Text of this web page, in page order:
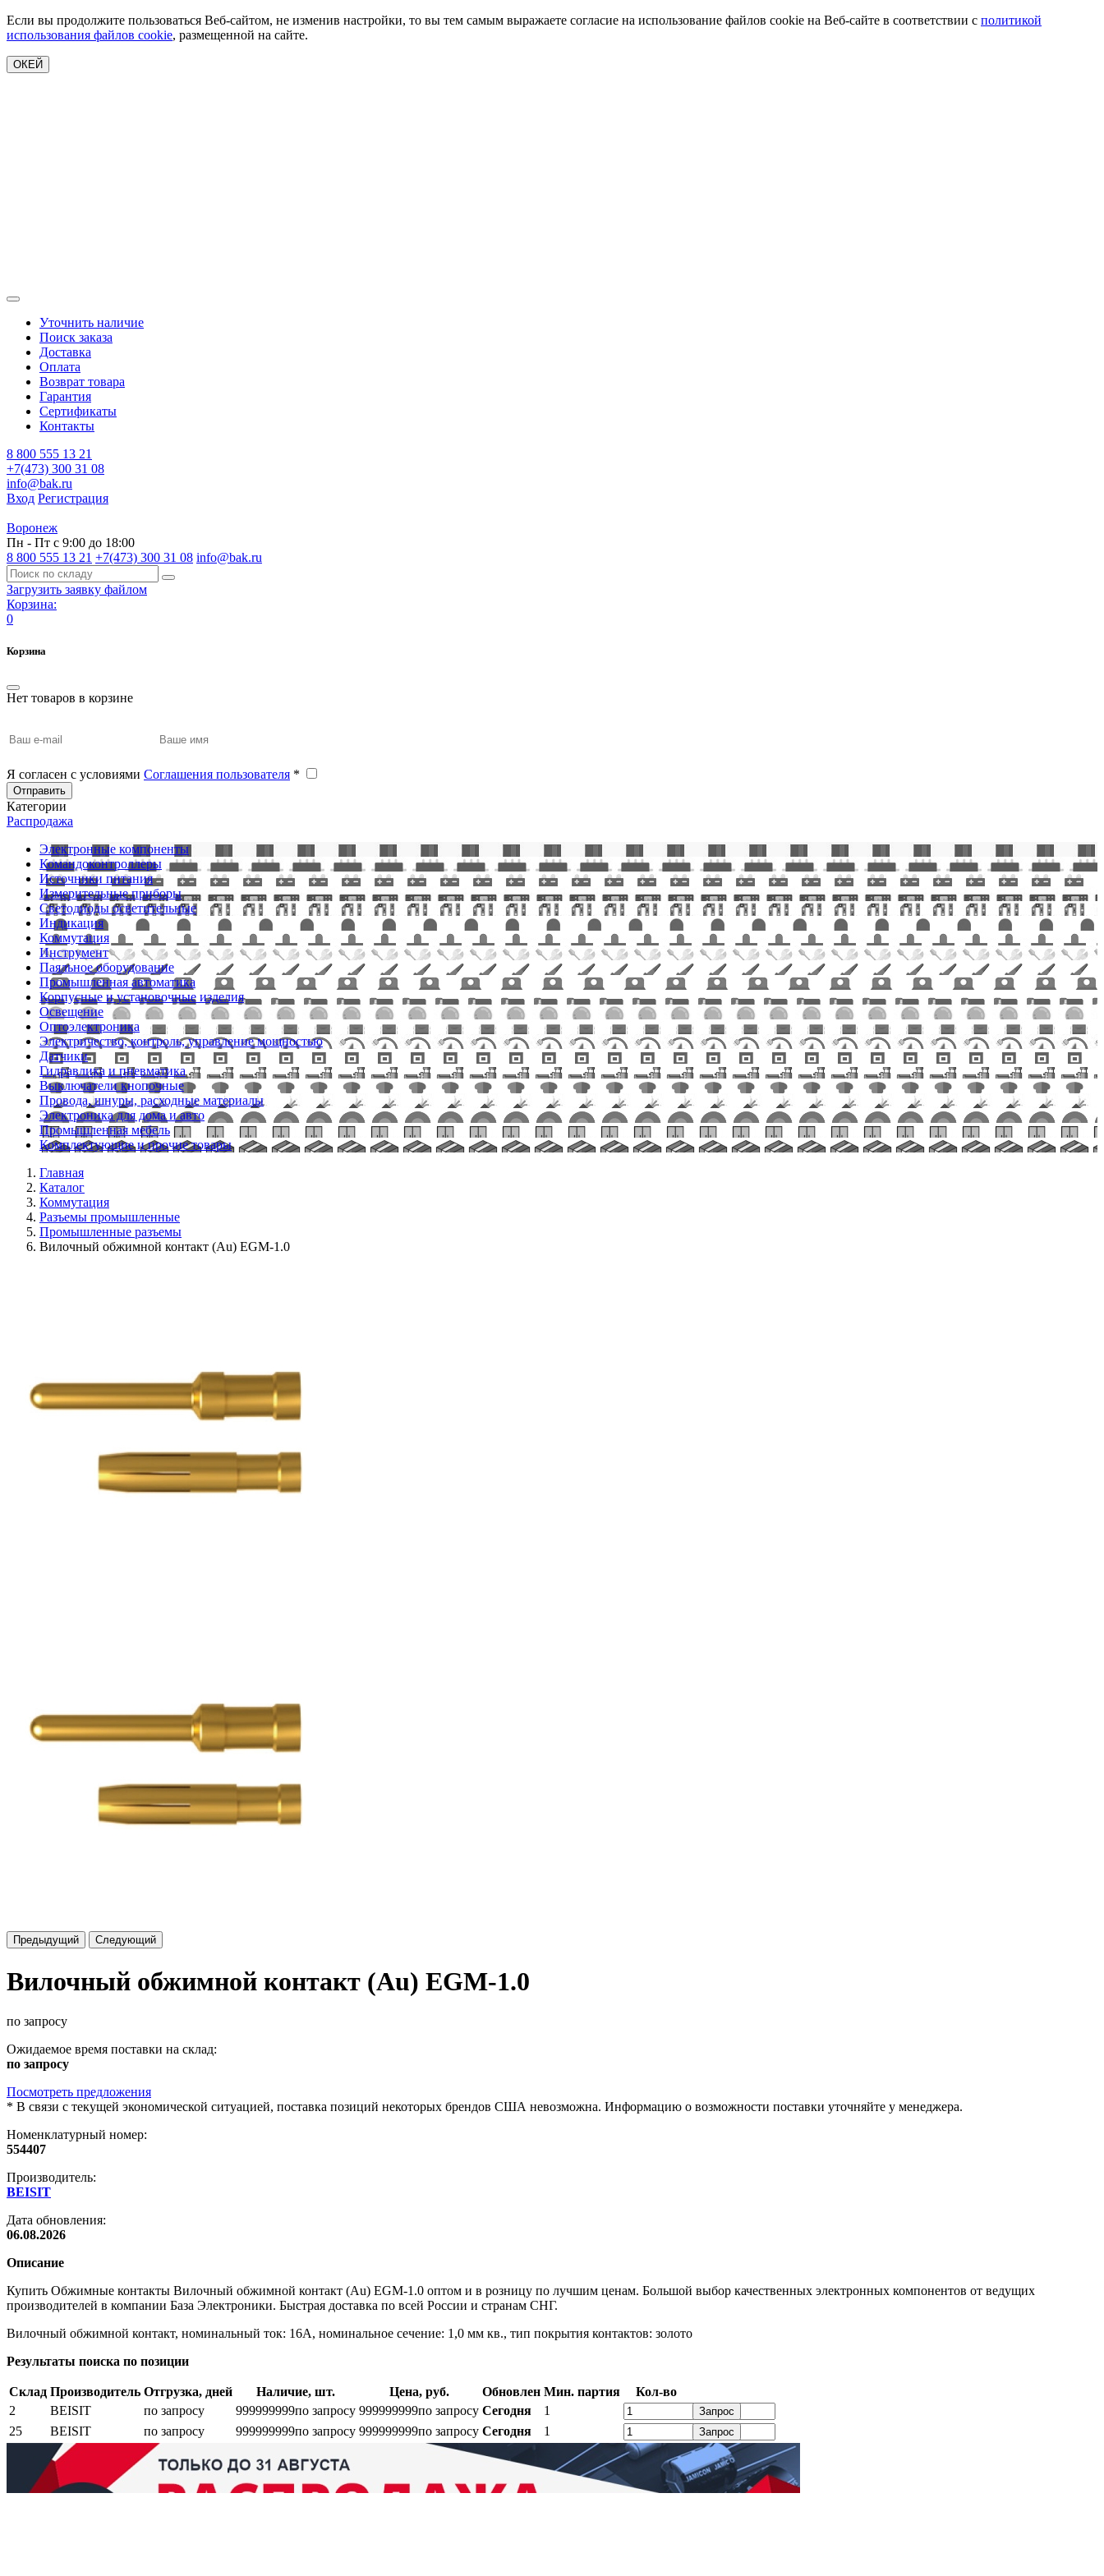
Если вы продолжите пользоваться Веб-сайтом, не изменив настройки, то вы тем самым выражаете согласие на использование файлов cookie на Веб-сайте в соответствии с политикой
использования файлов cookie, размещенной на сайте.
ОКЕЙ
Уточнить наличие
Поиск заказа
Доставка
Оплата
Возврат товара
Гарантия
Сертификаты
Контакты
8 800 555 13 21
+7(473) 300 31 08
info@bak.ru
Вход Регистрация
Воронеж
Пн - Пт с 9:00 до 18:00
8 800 555 13 21 +7(473) 300 31 08 info@bak.ru
Загрузить заявку файлом
Корзина:
0
Корзина
Нет товаров в корзине
Я согласен с условиями Соглашения пользователя *
Отправить
Категории
Распродажа
Электронные компоненты
Командоконтроллеры
Источники питания
Измерительные приборы
Светодиоды осветительные
Индикация
Коммутация
Инструмент
Паяльное оборудование
Промышленная автоматика
Корпусные и установочные изделия
Освещение
Оптоэлектроника
Электричество, контроль, управление мощностью
Датчики
Гидравлика и пневматика
Выключатели кнопочные
Провода, шнуры, расходные материалы
Электроника для дома и авто
Промышленная мебель
Комплектующие и прочие товары
Главная
Каталог
Коммутация
Разъемы промышленные
Промышленные разъемы
Вилочный обжимной контакт (Au) EGM-1.0
Предыдущий Следующий
Вилочный обжимной контакт (Au) EGM-1.0
по запросу
Ожидаемое время поставки на склад:
по запросу
Посмотреть предложения
* В связи с текущей экономической ситуацией, поставка позиций некоторых брендов США невозможна. Информацию о возможности поставки уточняйте у менеджера.
Номенклатурный номер:
554407
Производитель:
BEISIT
Дата обновления:
06.08.2026
Описание
Купить Обжимные контакты Вилочный обжимной контакт (Au) EGM-1.0 оптом и в розницу по лучшим ценам. Большой выбор качественных электронных компонентов от ведущих
производителей в компании База Электроники. Быстрая доставка по всей России и странам СНГ.
Вилочный обжимной контакт, номинальный ток: 16A, номинальное сечение: 1,0 мм кв., тип покрытия контактов: золото
Результаты поиска по позиции
Склад Производитель Отгрузка, дней Наличие, шт. Цена, руб. Обновлен Мин. партия
Кол-во
2
BEISIT по запросу 999999999по запросу 999999999по запросу Сегодня 1 Запрос
25 BEISIT по запросу 999999999по запросу 999999999по запросу Сегодня 1 Запрос